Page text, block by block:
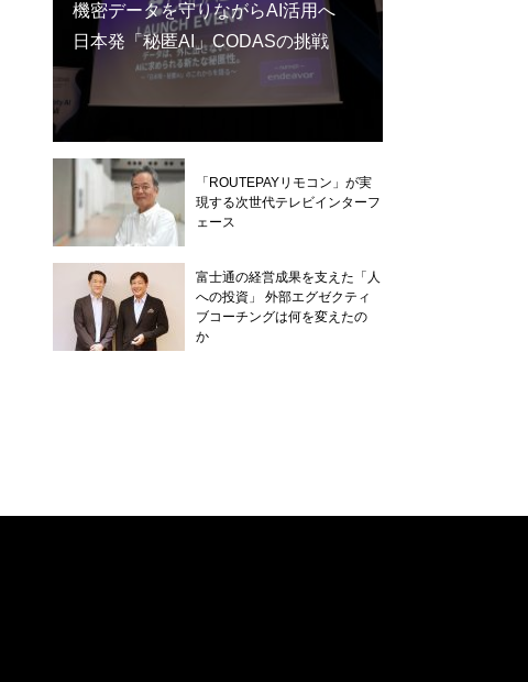
機密データを守りながらAI活用へ
日本発「秘匿AI」CODASの挑戦
「ROUTEPAYリモコン」が実
現する次世代テレビインターフ
ェース
富士通の経営成果を支えた「人
への投資」 外部エグゼクティ
ブコーチングは何を変えたの
か